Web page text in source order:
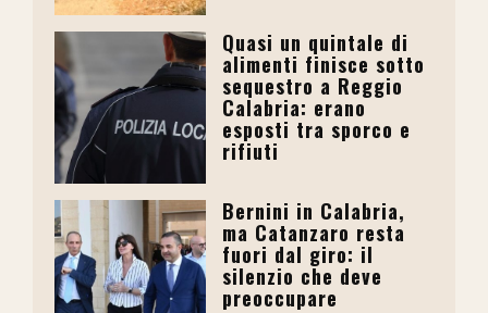
Quasi un quintale di
alimenti finisce sotto
sequestro a Reggio
Calabria: erano
esposti tra sporco e
rifiuti
Bernini in Calabria,
ma Catanzaro resta
fuori dal giro: il
silenzio che deve
preoccupare